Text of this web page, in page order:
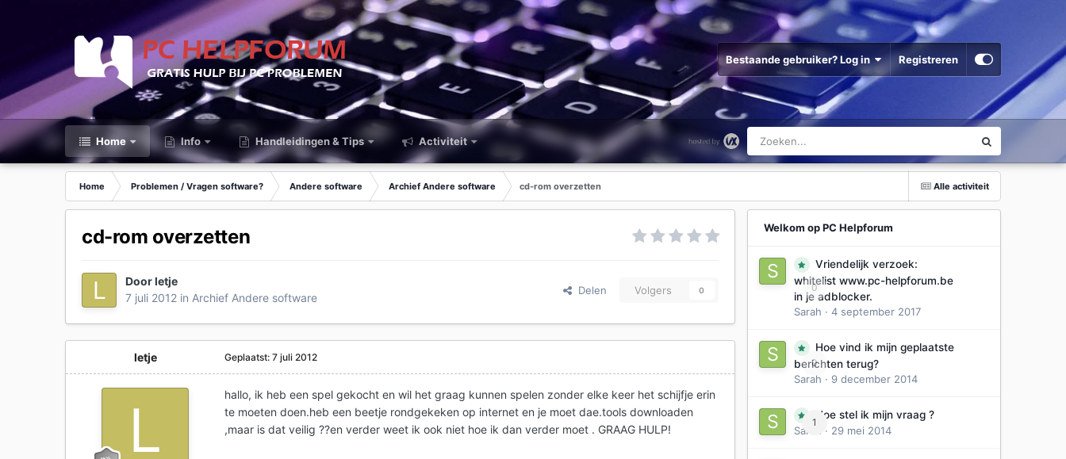
Bestaande gebruiker? Log in Registreren
Home Info Handleidingen & Tips Activiteit
Alle activiteit
Home Problemen / Vragen software? Andere software Archief Andere software cd-rom overzetten
cd-rom overzetten
Doorletje
7 juli 2012 in Archief Andere software
Delen Volgers 0
letje Geplaatst:7 juli 2012
hallo, ik heb een spel gekocht en wil het graag kunnen spelen zonder elke keer het schijfje erin
te moeten doen.heb een beetje rondgekeken op internet en je moet dae.tools downloaden
,maar is dat veilig ??en verder weet ik ook niet hoe ik dan verder moet . GRAAG HULP!
Welkom op PC Helpforum
0
Vriendelijk verzoek:
whitelist www.pc-helpforum.be
in je adblocker.
Sarah · 4 september 2017
0
Hoe vind ik mijn geplaatste
berichten terug?
Sarah · 9 december 2014
1
Hoe stel ik mijn vraag ?
Sarah
· 29 mei 2014